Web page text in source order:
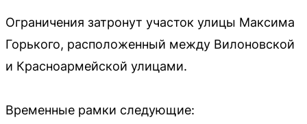
Ограничения затронут участок улицы Максима
Горького, расположенный между Вилоновской
и Красноармейской улицами.
Временные рамки следующие: